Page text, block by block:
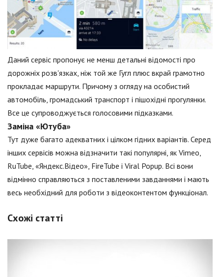
Даний сервіс пропонує не менш детальні відомості про
дорожніх розв'язках, ніж той же Гугл плюс вкрай грамотно
прокладає маршрути. Причому з огляду на особистий
автомобіль, громадський транспорт і пішохідні прогулянки.
Все це супроводжується голосовими підказками.
Заміна «Ютуба»
Тут дуже багато адекватних і цілком гідних варіантів. Серед
інших сервісів можна відзначити такі популярні, як Vimeo,
RuTube, «Яндекс.Відео», FireTube і Viral Popup. Всі вони
відмінно справляються з поставленими завданнями і мають
весь необхідний для роботи з відеоконтентом функціонал.
Схожі статті